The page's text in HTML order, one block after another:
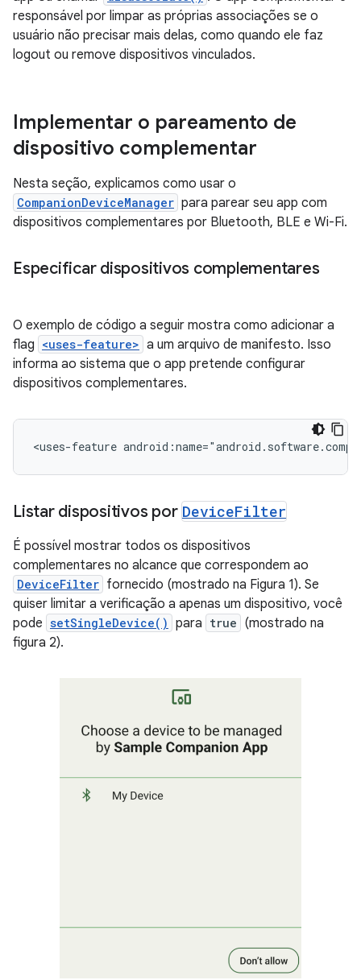
responsável por limpar as próprias associações se o
usuário não precisar mais delas, como quando ele faz
logout ou remove dispositivos vinculados.
Implementar o pareamento de
dispositivo complementar
Nesta seção, explicamos como usar o
CompanionDeviceManager para parear seu app com
dispositivos complementares por Bluetooth, BLE e Wi-Fi.
Especificar dispositivos complementares
O exemplo de código a seguir mostra como adicionar a
flag <uses-feature> a um arquivo de manifesto. Isso
informa ao sistema que o app pretende configurar
dispositivos complementares.
<uses-feature
Listar dispositivos por DeviceFilter
É possível mostrar todos os dispositivos
complementares no alcance que correspondem ao
DeviceFilter fornecido (mostrado na Figura 1). Se
quiser limitar a verificação a apenas um dispositivo, você
pode setSingleDevice() para true (mostrado na
figura 2).